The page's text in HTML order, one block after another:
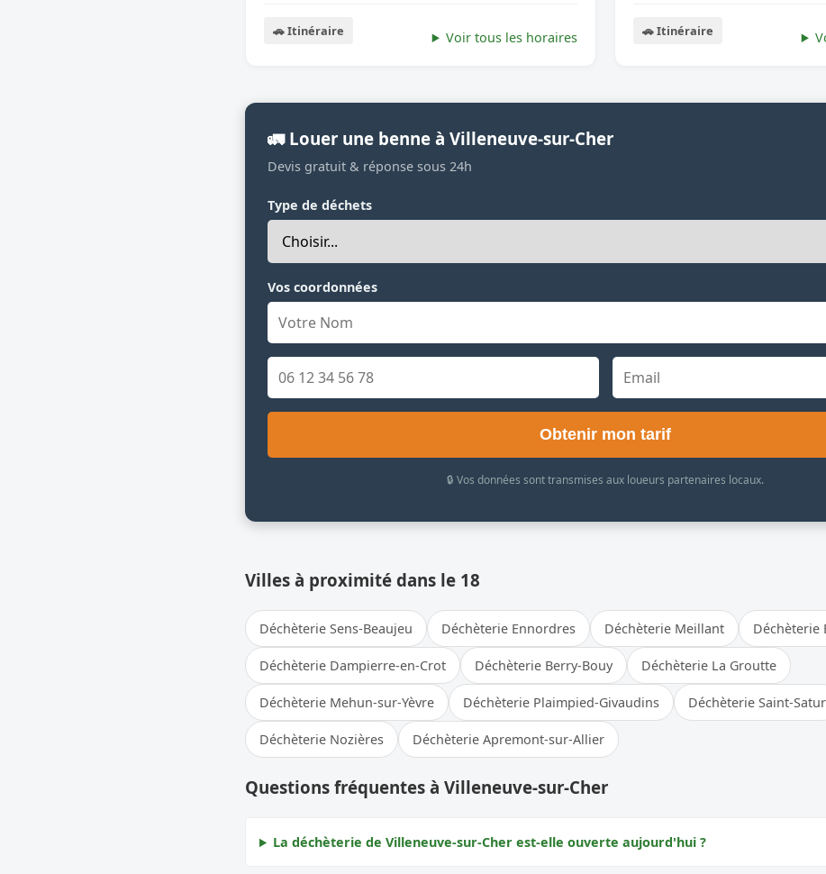
🚗 Itinéraire Voir tous les horaires 🚗 Itinéraire
🚛 Louer une benne à Villeneuve-sur-Cher
Devis gratuit & réponse sous 24h
Type de déchets
Vos coordonnées
Obtenir mon tarif
🔒 Vos données sont transmises aux loueurs partenaires locaux.
Villes à proximité dans le 18
Déchèterie Sens-Beaujeu Déchèterie Ennordres Déchèterie Meillant Déchèterie
Déchèterie Dampierre-en-Crot Déchèterie Berry-Bouy Déchèterie La Groutte
Déchèterie Mehun-sur-Yèvre Déchèterie Plaimpied-Givaudins Déchèterie Saint-Satur
Déchèterie Nozières Déchèterie Apremont-sur-Allier
Questions fréquentes à Villeneuve-sur-Cher
La déchèterie de Villeneuve-sur-Cher est-elle ouverte aujourd'hui ?